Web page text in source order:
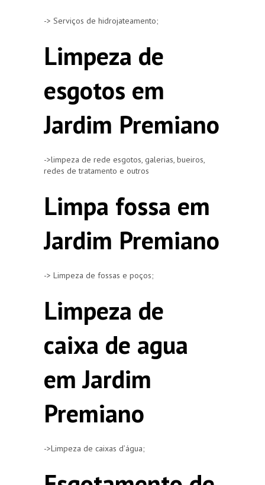
-> Serviços de hidrojateamento;
Limpeza de
esgotos em
Jardim Premiano
->limpeza de rede esgotos, galerias, bueiros,
redes de tratamento e outros
Limpa fossa em
Jardim Premiano
-> Limpeza de fossas e poços;
Limpeza de
caixa de agua
em Jardim
Premiano
->Limpeza de caixas d’água;